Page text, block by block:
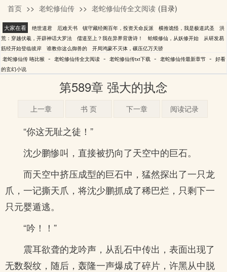
咯比猴
首页 >> 老蛇修仙传 >> 老蛇修仙传全文阅读 (目录)
大家在看 绝世道君 厄难天书 镇守藏经阁百年，投资天命反派 横推诡怪，我是极道武圣
洪
荒：穿越伏羲，开辟神话大罗法
儒道至上？我在异界背唐诗！ 蛤蟆修仙，从妖修开始
从研发易
筋经开始登临彼岸
谁教你这么御兽的
开局鸿蒙不灭体，碾压亿万天骄
老蛇修仙传 咯比猴 - 老蛇修仙传全文阅读 - 老蛇修仙传txt下载 - 老蛇修仙传最新章节 - 好看
的玄幻小说
第589章 强大的执念
上一章 书 页 下一章 阅读记录
“你这无耻之徒！”
沈少鹏惨叫，直接被扔向了天空中的巨石。
而天空中挤压成型的巨石中，猛然探出了一只龙
爪，一记撕天爪，将沈少鹏抓成了稀巴烂，只剩下一
只元婴遁逃。
“吟！！”
震耳欲聋的龙吟声，从乱石中传出，表面出现了
无数裂纹，随后，轰隆一声爆成了碎片，许黑从中脱